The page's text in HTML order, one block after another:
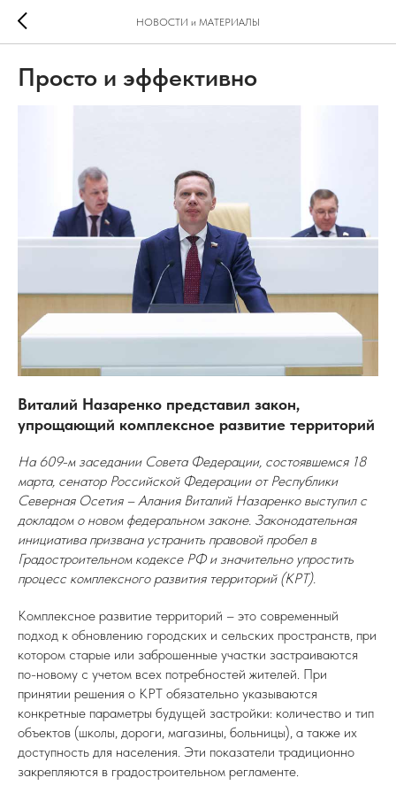
НОВОСТИ и МАТЕРИАЛЫ
Просто и эффективно
Виталий Назаренко представил закон,
упрощающий комплексное развитие территорий
На 609-м заседании Совета Федерации, состоявшемся 18
марта, сенатор Российской Федерации от Республики
Северная Осетия – Алания Виталий Назаренко выступил с
докладом о новом федеральном законе. Законодательная
инициатива призвана устранить правовой пробел в
Градостроительном кодексе РФ и значительно упростить
процесс комплексного развития территорий (КРТ).
Комплексное развитие территорий – это современный
подход к обновлению городских и сельских пространств, при
котором старые или заброшенные участки застраиваются
по-новому с учетом всех потребностей жителей. При
принятии решения о КРТ обязательно указываются
конкретные параметры будущей застройки: количество и тип
объектов (школы, дороги, магазины, больницы), а также их
доступность для населения. Эти показатели традиционно
закрепляются в градостроительном регламенте.